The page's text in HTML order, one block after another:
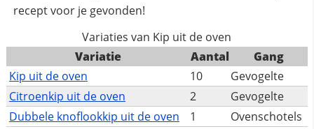
recept voor je gevonden!
Variaties van Kip uit de oven
Variatie
Aantal
Gang
Kip uit de oven
10
Gevogelte
Citroenkip uit de oven
2
Gevogelte
Dubbele knoflookkip uit de oven
1
Ovenschotels